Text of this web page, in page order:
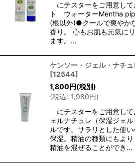
にテスターをご用意して
ト ウォーターMentha
(根以外)●クールで爽やか
香り。 心もお肌も元気に
ます。…
ケンソー・ジェル・ナチ
[12544]
1,800円(税別)
(税込: 1,980円)
にテスターをご用意して
ェルナチュレ（保湿ジェ
ルです。サラリとした使
保湿。精油の種類にもよ
精油を混ぜることができ…